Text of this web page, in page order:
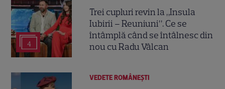
4
Trei cupluri revin la „Insula
Iubirii – Reuniuni”. Ce se
întâmplă când se întâlnesc din
nou cu Radu Vâlcan
VEDETE ROMÂNEŞTI